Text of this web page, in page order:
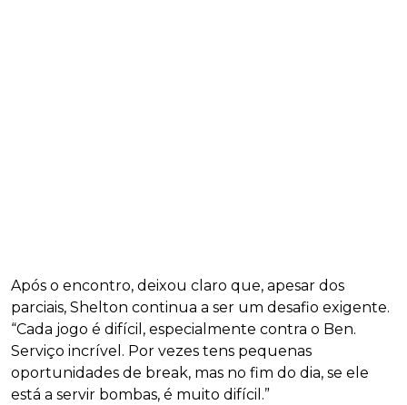
Após o encontro, deixou claro que, apesar dos
parciais, Shelton continua a ser um desafio exigente.
“Cada jogo é difícil, especialmente contra o Ben.
Serviço incrível. Por vezes tens pequenas
oportunidades de break, mas no fim do dia, se ele
está a servir bombas, é muito difícil.”